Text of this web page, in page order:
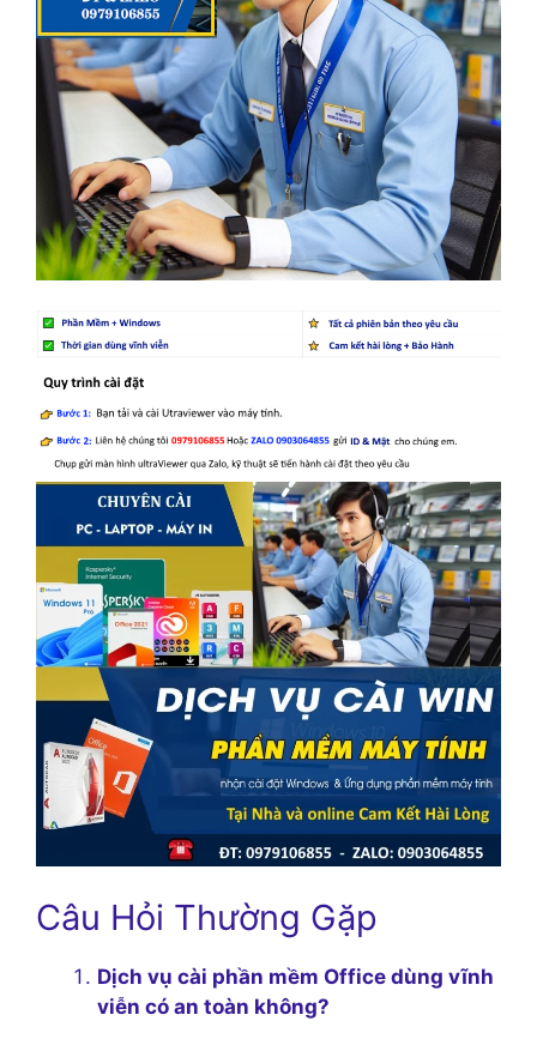
Câu Hỏi Thường Gặp
Dịch vụ cài phần mềm Office dùng vĩnh
viễn có an toàn không?